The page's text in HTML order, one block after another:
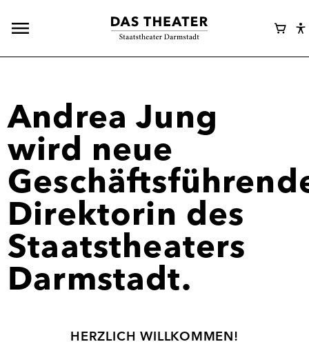
Hauptnavigation
Webshop
Andrea Jung
wird neue
Direktorin des
Staatstheaters
Darmstadt.
HERZLICH WILLKOMMEN!